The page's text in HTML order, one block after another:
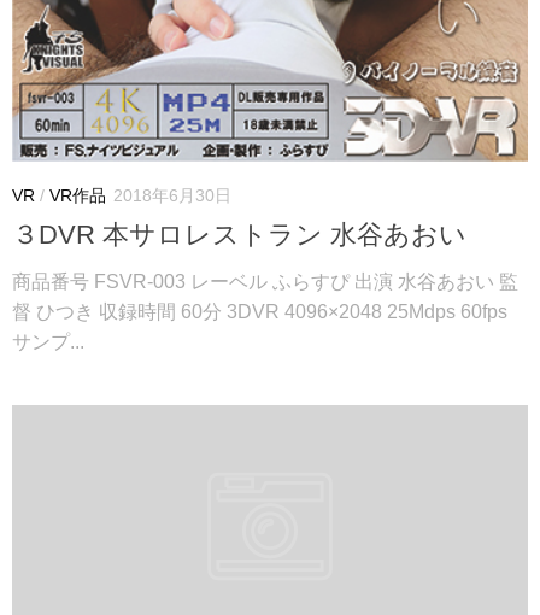
VR / VR作品 2018年6月30日
３DVR 本サロレストラン 水谷あおい
商品番号 FSVR-003 レーベル ふらすぴ 出演 水谷あおい 監
督 ひつき 収録時間 60分 3DVR 4096×2048 25Mdps 60fps
サンプ...